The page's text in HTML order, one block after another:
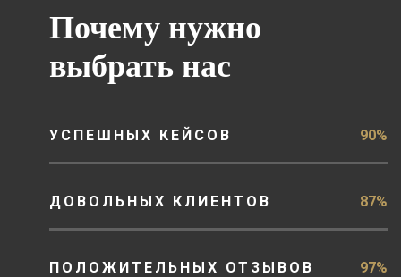
Почему нужно
выбрать нас
УСПЕШНЫХ КЕЙСОВ 90%
ДОВОЛЬНЫХ КЛИЕНТОВ 87%
ПОЛОЖИТЕЛЬНЫХ ОТЗЫВОВ 97%